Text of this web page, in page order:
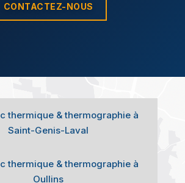
CONTACTEZ-NOUS
thermique & thermographie à
Saint-Genis-Laval
thermique & thermographie à
Oullins